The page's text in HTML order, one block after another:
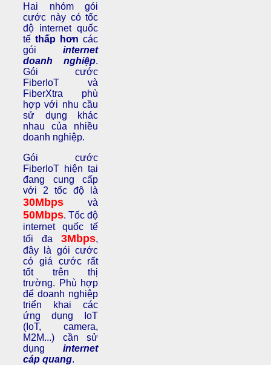
Hai nhóm gói
cước này có tốc
độ internet quốc
tếthấp hơn các
góiinternet
doanh nghiệp.
Gói cước
FiberIoT và
FiberXtra phù
hợp với nhu cầu
sử dụng khác
nhau của nhiều
doanh nghiệp.
Gói cước
FiberIoT hiện tại
đang cung cấp
với 2 tốc độ là
30Mbps và
50Mbps. Tốc độ
internet quốc tế
tối đa3Mbps,
đây là gói cước
có giá cước rất
tốt trên thị
trường. Phù hợp
để doanh nghiệp
triển khai các
ứng dụng IoT
(IoT, camera,
M2M...) cần sử
dụnginternet
cáp quang.